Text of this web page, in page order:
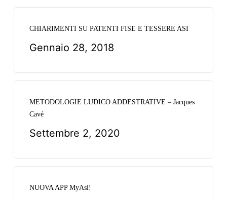
CHIARIMENTI SU PATENTI FISE E TESSERE ASI
Gennaio 28, 2018
METODOLOGIE LUDICO ADDESTRATIVE – Jacques
Cavé
Settembre 2, 2020
NUOVA APP MyAsi!